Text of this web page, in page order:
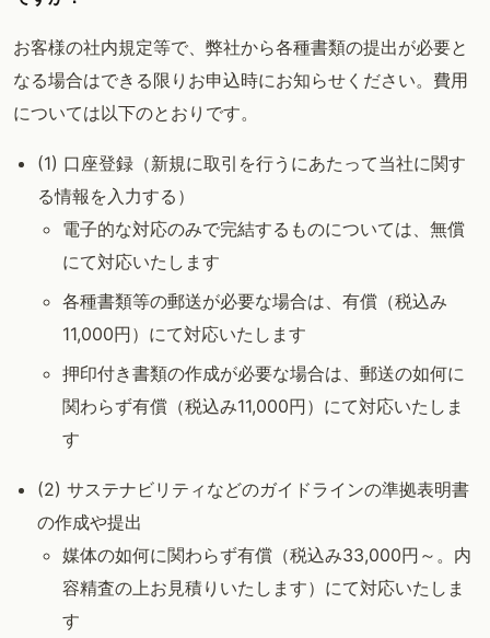
お客様の社内規定等で、弊社から各種書類の提出が必要と
なる場合はできる限りお申込時にお知らせください。費用
については以下のとおりです。
(1) 口座登録（新規に取引を行うにあたって当社に関す
る情報を入力する）
電子的な対応のみで完結するものについては、無償
にて対応いたします
各種書類等の郵送が必要な場合は、有償（税込み
11,000円）にて対応いたします
押印付き書類の作成が必要な場合は、郵送の如何に
関わらず有償（税込み11,000円）にて対応いたしま
す
(2) サステナビリティなどのガイドラインの準拠表明書
の作成や提出
媒体の如何に関わらず有償（税込み33,000円～。内
容精査の上お見積りいたします）にて対応いたしま
す